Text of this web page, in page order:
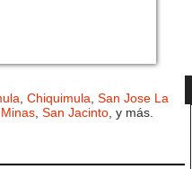
Chiquimula San Jose La
San Jacinto , y más.